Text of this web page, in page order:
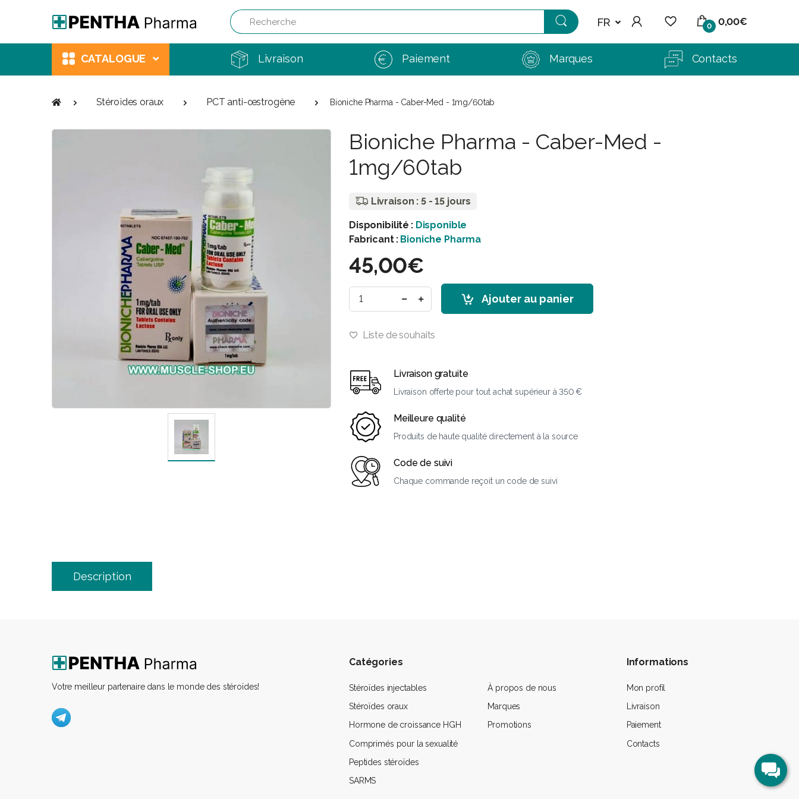
Recherche
FR 0 0,00€
CATALOGUE Livraison Paiement Marques Contacts
Stéroïdes oraux PCT anti-œstrogène Bioniche Pharma - Caber-Med - 1mg/60tab
Bioniche Pharma - Caber-Med -
1mg/60tab
Livraison : 5 - 15 jours
Disponibilité : Disponible
Fabricant : Bioniche Pharma
45,00€
Ajouter au panier
Liste de souhaits
Livraison gratuite
Livraison offerte pour tout achat supérieur à 350 €
Meilleure qualité
Produits de haute qualité directement à la source
Code de suivi
Chaque commande reçoit un code de suivi
Description
Votre meilleur partenaire dans le monde des stéroïdes!
Catégories
Stéroïdes injectables
Stéroïdes oraux
Hormone de croissance HGH
Comprimés pour la sexualité
Peptides stéroïdes
SARMS
À propos de nous
Marques
Promotions
Informations
Mon profil
Livraison
Paiement
Contacts